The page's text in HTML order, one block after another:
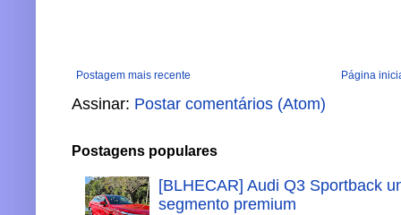
Postagem mais recente Página
Assinar: Postar comentários (Atom)
Postagens populares
[BLHECAR] Audi Q3 Sportback
segmento premium